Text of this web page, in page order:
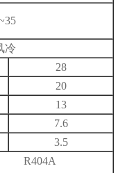
冷
28
20
13
7.6
3.5